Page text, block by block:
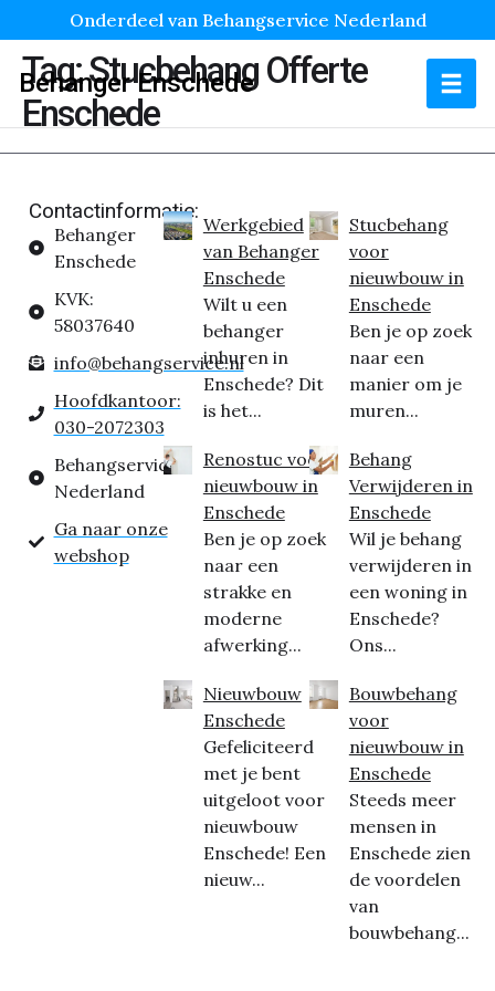
Onderdeel van Behangservice Nederland
Behanger Enschede
Tag:Stucbehang Offerte
Enschede
Contactinformatie:
Behanger
Enschede
KVK:
58037640
info@behangservice.nl
Hoofdkantoor:
030-2072303
Behangservice
Nederland
Ga naar onze
webshop
Werkgebied
van Behanger
Enschede
Wilt u een
behanger
inhuren in
Enschede? Dit
is het...
Renostuc voor
nieuwbouw in
Enschede
Ben je op zoek
naar een
strakke en
moderne
afwerking...
Nieuwbouw
Enschede
Gefeliciteerd
met je bent
uitgeloot voor
nieuwbouw
Enschede! Een
nieuw...
Stucbehang
voor
nieuwbouw in
Enschede
Ben je op zoek
naar een
manier om je
muren...
Behang
Verwijderen in
Enschede
Wil je behang
verwijderen in
een woning in
Enschede?
Ons...
Bouwbehang
voor
nieuwbouw in
Enschede
Steeds meer
mensen in
Enschede zien
de voordelen
van
bouwbehang...